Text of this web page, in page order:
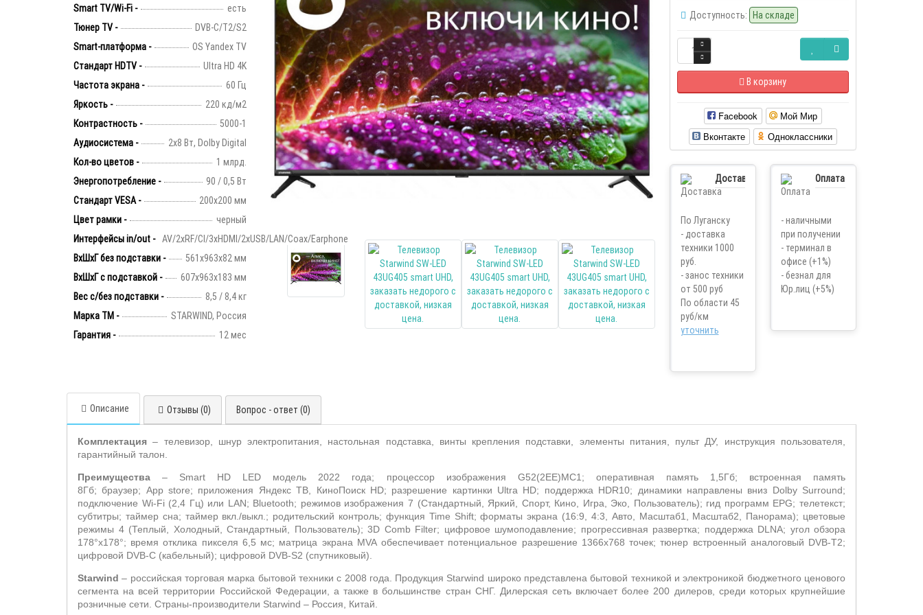
Smart TV/Wi-Fi -
есть
Тюнер TV -
DVB-C/T2/S2
Smart-платформа -
OS Yandex TV
Стандарт HDTV -
Ultra HD 4K
Частота экрана -
60 Гц
Яркость -
220 кд/м2
Контрастность -
5000-1
Аудиосистема -
2х8 Вт, Dolby Digital
Кол-во цветов -
1 млрд.
Энергопотребление -
90 / 0,5 Вт
Стандарт VESA -
200х200 мм
Цвет рамки -
черный
Интерфейсы in/out - AV/2хRF/CI/3xHDMI/2xUSB/LAN/Coax/Earphone
ВхШхГ без подставки -
561х963х82 мм
ВхШхГ с подставкой -
607x963x183 мм
Вес с/без подставки -
8,5 / 8,4 кг
Марка ТМ -
STARWIND, Россия
Гарантия -
12 мес
Доступность: На складе
В корзину
Facebook
Мой Мир
Вконтакте
Одноклассники
Доставка
По Луганску
- доставка
техники 1000
руб.
- занос техники
от 500 руб
По области 45
руб/км
уточнить
Оплата
- наличными
при получении
- терминал в
офисе (+1%)
- безнал для
Юр.лиц (+5%)
Описание Отзывы (0) Вопрос - ответ (0)
Комплектация– телевизор, шнур электропитания, настольная подставка, винты крепления подставки, элементы питания, пульт ДУ, инструкция пользователя,
гарантийный талон.
Преимущества– Smart HD LED модель 2022 года; процессор изображения G52(2EE)MC1; оперативная память 1,5Гб; встроенная память
8Гб; браузер; App store; приложения Яндекс ТВ, КиноПоиск HD; разрешение картинки Ultra HD; поддержка HDR10; динамики направлены вниз Dolby Surround;
подключение Wi-Fi(2,4 Гц) или LAN; Bluetooth; режимов изображения 7 (Стандартный, Яркий, Спорт, Кино, Игра, Эко, Пользователь); гид программ EPG; телетекст;
субтитры; таймер сна; таймер вкл./выкл.; родительский контроль; функция Time Shift; форматы экрана (16:9, 4:3, Авто, Масштаб1, Масштаб2, Панорама); цветовые
режимы 4 (Теплый, Холодный, Стандартный, Пользователь); 3D Comb Filter; цифровое шумоподавление; прогрессивная развертка; поддержка DLNA; угол обзора
178°х178°; время отклика пикселя 6,5 мс; матрица экрана MVAобеспечивает потенциальное разрешение 1366x768 точек; тюнер встроенный аналоговый DVB-T2;
цифровой DVB-C (кабельный); цифровой DVB-S2 (спутниковый).
Starwind – российская торговая марка бытовой техники с 2008 года. Продукция Starwind широко представлена бытовой техникой и электроникой бюджетного ценового
сегмента на всей территории Российской Федерации, а также в большинстве стран СНГ. Дилерская сеть включает более 200 дилеров, среди которых крупнейшие
розничные сети. Страны-производители Starwind – Россия, Китай.